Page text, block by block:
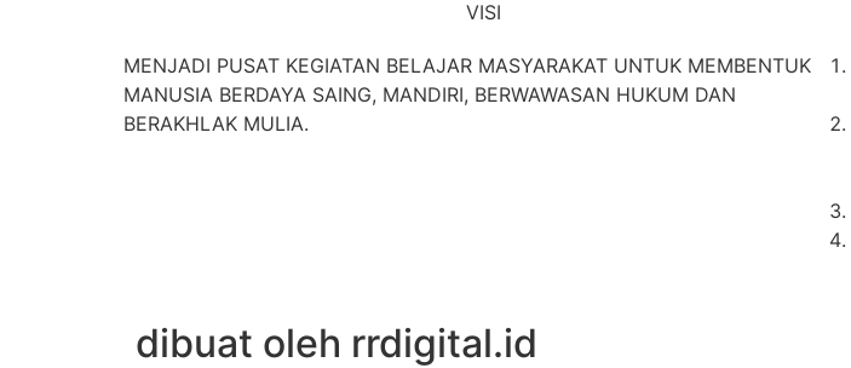
VISI
MENJADI PUSAT KEGIATAN BELAJAR MASYARAKAT UNTUK MEMBENTUK
MANUSIA BERDAYA SAING, MANDIRI, BERWAWASAN HUKUM DAN
BERAKHLAK MULIA.
dibuat oleh rrdigital.id